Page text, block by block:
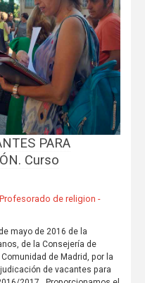
PARA
Curso
Profesorado de religion -
mayo de 2016 de la
de la Consejería de
de Madrid, por la
de vacantes para